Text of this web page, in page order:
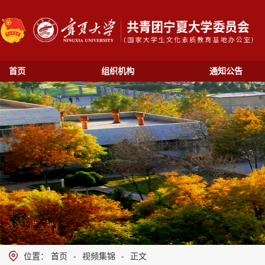
首页 组织机构 通知公告
位置： 首页 - 视频集锦 - 正文